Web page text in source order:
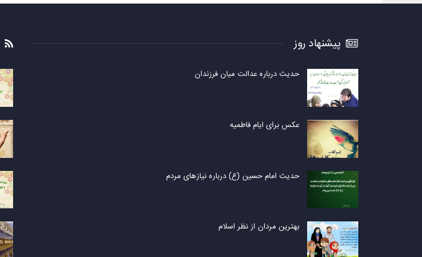
پیشنهاد روز
حدیث درباره عدالت میان فرزندان
عکس برای ایام فاطمیه
حدیث امام حسین (ع) درباره نیازهای مردم
بهترین مردان از نظر اسلام